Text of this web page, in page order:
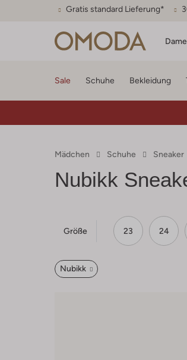
Gratis standard Lieferung*
Sale Schuhe Bekleidung
Mädchen Schuhe Sneaker
Nubikk
Größe 23 24
Nubikk